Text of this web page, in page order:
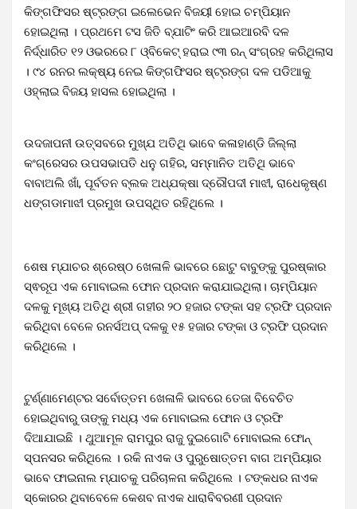
କିଙ୍ଗଫିସର ଷ୍ଟ୍ରଙ୍ଗ ଇଲେଭେନ ବିଜୟୀ ହୋଇ ଚମ୍ପିୟାନ
ହୋଇଥିଲା । ପ୍ରଥମେ ଟସ ଜିତି ବ୍ଯାଟିଂ କରି ଆଇଆରବି ଦଳ
ନିର୍ଦ୍ଧାରିତ ୧୨ ଓଭରରେ ୮ ଓ୍ବିକେଟ୍ ହରାଇ ୯୩ ରନ୍ ସଂଗ୍ରହ କରିଥିଲାସ
। ୯୪ ରନର ଲକ୍ଷ୍ୟ ନେଇ କିଙ୍ଗଫିସର ଷ୍ଟ୍ରଙ୍ଗ ଦଳ ପଡିଆକୁ
ଓହ୍ଲାଇ ବିଜୟ ହାସଲ ହୋଇଥିଲା ।
ଉଦଜାପନୀ ଉତ୍ସବରେ ମୁଖ୍ଯ ଅତିଥି ଭାବେ କଳାହାଣ୍ଡି ଜିଲ୍ଲା
କଂଗ୍ରେସର ଉପସଭାପତି ଧନୁ ଗହିର, ସମ୍ମାନିତ ଅତିଥି ଭାବେ
ବାବାଅଲି ଖାଁ, ପୂର୍ବତନ ବ୍ଲକ ଅଧ୍ଯକ୍ଷା ଦ୍ରୌପଦୀ ମାଝୀ, ରାଧେକୃଷ୍ଣ
ଧଙ୍ଗଡାମାଝୀ ପ୍ରମୁଖ ଉପସ୍ଥିତ ରହିଥିଲେ ।
ଶେଷ ମ୍ଯାଚର ଶ୍ରେଷ୍ଠ ଖେଳାଳି ଭାବରେ ଛୋଟୁ ବାବୁଙ୍କୁ ପୁରଷ୍କାର
ସ୍ଵରୂପ ଏକ ମୋବାଇଲ ଫୋନ ପ୍ରଦାନ କରାଯାଇଥିଲା। ଚାମ୍ପିୟାନ
ଦଳକୁ ମୂଖ୍ୟ ଅତିଥି ଶ୍ରୀ ଗହୀର ୨୦ ହଜାର ଟଙ୍କା ସହ ଟ୍ରଫି ପ୍ରଦାନ
କରିଥିବା ବେଳେ ରନର୍ସଅପ୍ ଦଳକୁ ୧୫ ହଜାର ଟଙ୍କା ଓ ଟ୍ରଫି ପ୍ରଦାନ
କରିଥିଲେ ।
ଟୁର୍ଣ୍ଣାମେଣ୍ଟର ସର୍ବୋତ୍ତମ ଖେଳାଳି ଭାବରେ ତେଜା ବିବେଚିତ
ହୋଇଥିବାରୁ ତାଙ୍କୁ ମଧ୍ୟ ଏକ ମୋବାଇଲ ଫୋନ ଓ ଟ୍ରଫି
ଦିଆଯାଇଛି । ଥୁଆମୂଳ ରାମପୁର ରାଜୁ ଦୁଇଗୋଟି ମୋବାଇଲ ଫୋନ୍
ସ୍ପନସର କରିଥିଲେ । ରକି ନାଏକ ଓ ପୁରୁଷୋତ୍ତମ ବାଗ ଅମ୍ପିୟାର
ଭାବେ ଫାଇନାଲ ମ୍ଯାଚକୁ ପରିଚାଳନା କରିଥିଲେ । ଟଙ୍କଧର ନାଏକ
ସ୍କୋରର ଥିବାବେଳେ କେଶବ ନାଏକ ଧାରାବିବରଣୀ ପ୍ରଦାନ